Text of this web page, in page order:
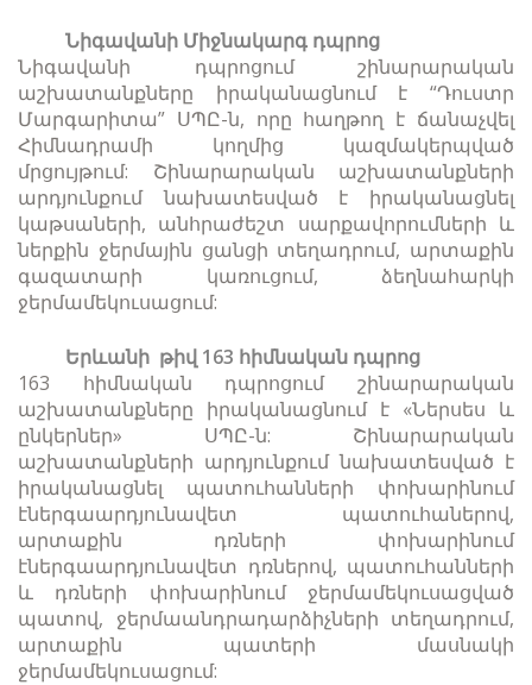
Նիգավանի Միջնակարգ դպրոց
Նիգավանի դպրոցում շինարարական
աշխատանքները իրականացնում է “Դուստր
Մարգարիտա” ՍՊԸ-ն, որը հաղթող է ճանաչվել
Հիմնադրամի կողմից կազմակերպված
մրցույթում: Շինարարական աշխատանքների
արդյունքում նախատեսված է իրականացնել
կաթսաների, անհրաժեշտ սարքավորումների և
ներքին ջերմային ցանցի տեղադրում, արտաքին
գազատարի կառուցում, ձեղնահարկի
ջերմամեկուսացում:
Երևանի թիվ 163 հիմնական դպրոց
163 հիմնական դպրոցում շինարարական
աշխատանքները իրականացնում է «Ներսես և
ընկերներ» ՍՊԸ-ն: Շինարարական
աշխատանքների արդյունքում նախատեսված է
իրականացնել պատուհանների փոխարինում
էներգաարդյունավետ պատուհաներով,
արտաքին դռների փոխարինում
էներգաարդյունավետ դռներով, պատուհանների
և դռների փոխարինում ջերմամեկուսացված
պատով, ջերմաանդրադարձիչների տեղադրում,
արտաքին պատերի մասնակի
ջերմամեկուսացում: